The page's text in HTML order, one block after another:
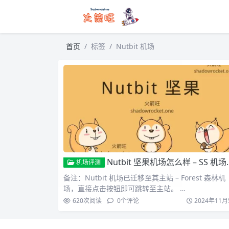
首页 标签 Nutbit 机场
机场评测 Nutbit 坚果机场怎么样 – SS 机场推荐 | 专线机场
备注：Nutbit 机场已迁移至其主站 – Forest 森林机
场，直接点击按钮即可跳转至主站。 …
620次阅读 0个评论 2024年11